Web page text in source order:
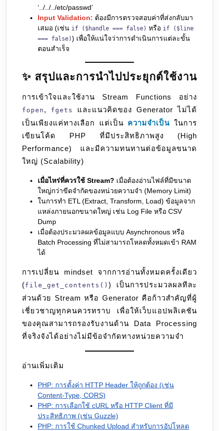
‘../../../etc/passwd’
Input Validation: ต้องมีการตรวจสอบค่าที่ส่งกลับมา
เสมอ (เช่น if ($handle === false) หรือ if ($line
=== false)) เพื่อให้แน่ใจว่าการดำเนินการแต่ละขั้น
ตอนสำเร็จ
✨ สรุปและการนำไปประยุกต์ใช้งาน
การเข้าใจและใช้งาน Stream Functions อย่าง
fopen , fgets
และแนวคิดของ Generator ไม่ได้
เป็นเพียงแค่ทางเลือก แต่เป็น ความจำเป็น ในการ
เขียนโค้ด PHP ที่มีประสิทธิภาพสูง (High
Performance) และมีความทนทานต่อข้อมูลขนาด
ใหญ่ (Scalability)
เมื่อไหร่ที่ควรใช้ Stream? เมื่อต้องอ่านไฟล์ที่มีขนาด
ใหญ่กว่าขีดจำกัดของหน่วยความจำ (Memory Limit)
ในการทำ ETL (Extract, Transform, Load) ข้อมูลจาก
แหล่งภายนอกขนาดใหญ่ เช่น Log File หรือ CSV
Dump
เมื่อต้องประมวลผลข้อมูลแบบ Asynchronous หรือ
Batch Processing ที่ไม่สามารถโหลดทั้งหมดเข้า RAM
ได้
การเปลี่ยน mindset จากการอ่านทั้งหมดครั้งเดียว
(file_get_contents() ) เป็นการประมวลผลทีละ
ส่วนด้วย Stream หรือ Generator คือก้าวสำคัญที่ผู้
เชี่ยวชาญทุกคนควรทราบ เพื่อให้เว็บแอปพลิเคชัน
ของคุณสามารถรองรับงานด้าน Data Processing
ที่จริงจังได้อย่างไม่มีข้อจำกัดทางหน่วยความจำ
อ่านเพิ่มเติม
PHP: การตั้งค่า HTTP Header ให้ถูกต้อง (เช่น
Content-Type, CORS)
PHP: การเลือกใช้ cURL หรือ HTTP Client ที่มี
ประสิทธิภาพ (เช่น Guzzle)
PHP: การใช้ Chunked Upload สำหรับการอัปโหลด